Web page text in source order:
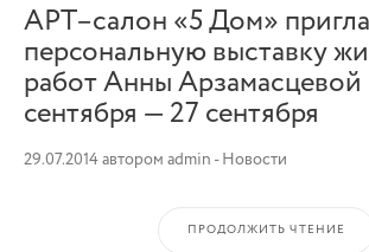
АРТ–салон «5 Дом»
персональную выставку
работ Анны
сентября — 27 сентября
29.07.2014автором admin -Новости
ПРОДОЛЖИТЬ ЧТЕНИЕ